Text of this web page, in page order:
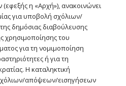
η «Αρχή»), ανακοινώνει
για υποβολή σχόλιων/
δημόσιας διαβούλευσης
χρησιμοποίησης του
για τη νομιμοποίηση
ή για τη
Η καταληκτική
απόψεων/εισηγήσεων